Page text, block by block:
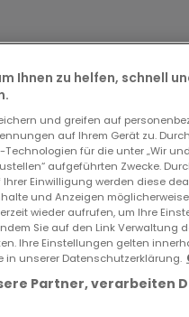
Ihnen zu helfen, schnell
und greifen auf
auf Ihrem Gerät zu.
für die unter „Wir
aufgeführten Zwecke.
Einwilligung werden diese
und Anzeigen
wieder aufrufen, um Ihre
Sie auf den Link Verwaltung
Ihre Einstellungen gelten
in unserer Datenschutzerklärung.
Partner, verarbeiten